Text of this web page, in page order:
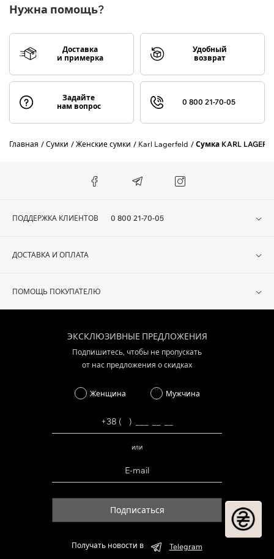
Нужна помощь?
Доставка
и примерка
Удобный
возврат
Задайте
нам вопрос
0 800 21-70-05
Главная Сумки Женские сумки Karl Lagerfeld Сумка KARL
ПОДДЕРЖКА КЛИЕНТОВ 0 800 21-70-05
ДОСТАВКА И ОПЛАТА
ПОМОЩЬ ПОКУПАТЕЛЮ
ЭКСКЛЮЗИВНЫЕ ПРЕДЛОЖЕНИЯ
Подпишитесь, чтобы не пропускать
от нас предложения о скидках
Женщина Мужчина
или
Подписаться
Получать новости в Telegram